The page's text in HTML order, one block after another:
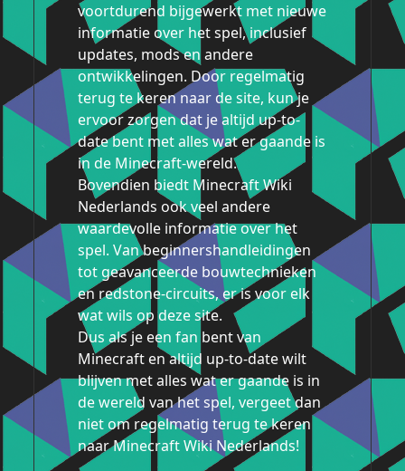
voortdurend bijgewerkt met nieuwe
informatie over het spel, inclusief
updates, mods en andere
ontwikkelingen. Door regelmatig
terug te keren naar de site, kun je
ervoor zorgen dat je altijd up-to-
date bent met alles wat er gaande is
in de Minecraft-wereld.
Bovendien biedt Minecraft Wiki
Nederlands ook veel andere
waardevolle informatie over het
spel. Van beginnershandleidingen
tot geavanceerde bouwtechnieken
en redstone-circuits, er is voor elk
wat wils op deze site.
Dus als je een fan bent van
Minecraft en altijd up-to-date wilt
blijven met alles wat er gaande is in
de wereld van het spel, vergeet dan
niet om regelmatig terug te keren
naar Minecraft Wiki Nederlands!